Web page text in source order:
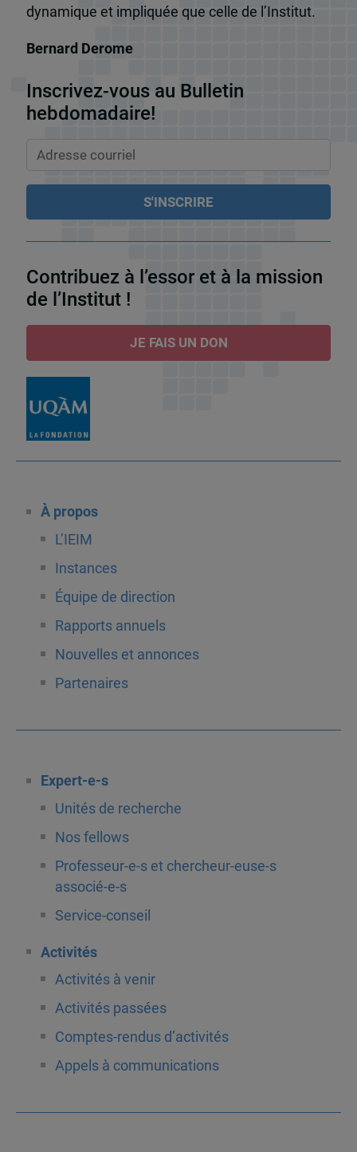
dynamique et impliquée que celle de l’Institut.
Bernard Derome
Inscrivez-vous au Bulletin
hebdomadaire!
Contribuez à l’essor et à la mission
de l’Institut !
JE FAIS UN DON
À propos
L’IEIM
Instances
Équipe de direction
Rapports annuels
Nouvelles et annonces
Partenaires
Expert-e-s
Unités de recherche
Nos fellows
Professeur-e-s et chercheur-euse-s
associé-e-s
Service-conseil
Activités
Activités à venir
Activités passées
Comptes-rendus d’activités
Appels à communications